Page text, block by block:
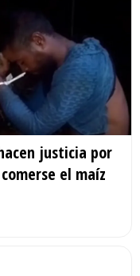
justicia por
el maíz